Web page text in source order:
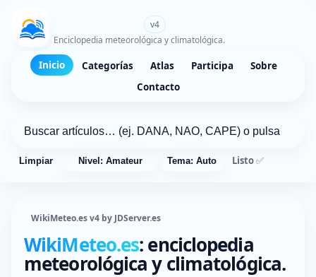
v4
Enciclopedia meteorológica y climatológica.
Inicio Categorías Atlas Participa
Sobre
Contacto
Limpiar Nivel: Amateur Tema: Auto Listo ✅
WikiMeteo.es v4 by JDServer.es
WikiMeteo.es: enciclopedia
meteorológica y climatológica.